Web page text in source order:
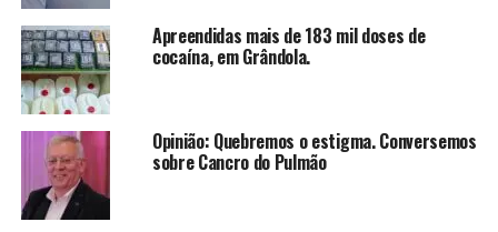
Apreendidas mais de 183 mil doses de
cocaína, em Grândola.
Opinião: Quebremos o estigma. Conversemos
sobre Cancro do Pulmão